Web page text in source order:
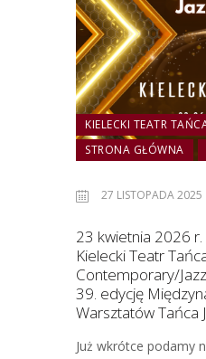
KIELECKI TEATR
STRONA GŁÓWNA
27 LISTOPADA 2025
23 kwietnia 2026
Kielecki Teatr
Contemporary/
39. edycję
Warsztatów Tańca
Już wkrótce podamy